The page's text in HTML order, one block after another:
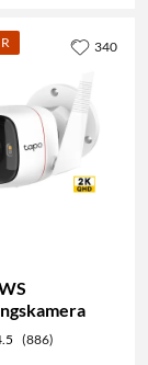
(886)
340